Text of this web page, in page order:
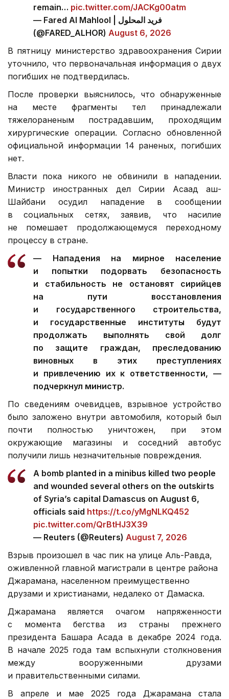
remain… pic.twitter.com/JACKg00atm
— Fared Al Mahlool | فريد المحلول
(@FARED_ALHOR) August 6, 2026
В пятницу министерство здравоохранения Сирии
уточнило, что первоначальная информация о двух
погибших не подтвердилась.
После проверки выяснилось, что обнаруженные
на месте фрагменты тел принадлежали
тяжелораненым пострадавшим, проходящим
хирургические операции. Согласно обновленной
официальной информации 14 раненых, погибших
нет.
Власти пока никого не обвинили в нападении.
Министр иностранных дел Сирии Асаад аш-
Шайбани осудил нападение в сообщении
в социальных сетях, заявив, что насилие
не помешает продолжающемуся переходному
процессу в стране.
— Нападения на мирное население
и попытки подорвать безопасность
и стабильность не остановят сирийцев
на пути восстановления
и государственного строительства,
и государственные институты будут
продолжать выполнять свой долг
по защите граждан, преследованию
виновных в этих преступлениях
и привлечению их к ответственности, —
подчеркнул министр.
По сведениям очевидцев, взрывное устройство
было заложено внутри автомобиля, который был
почти полностью уничтожен, при этом
окружающие магазины и соседний автобус
получили лишь незначительные повреждения.
A bomb planted in a minibus killed two people
and wounded several others on the outskirts
of Syria’s capital Damascus on August 6,
officials said https://t.co/yMgNLKQ452
pic.twitter.com/QrBtHJ3X39
— Reuters (@Reuters) August 7, 2026
Взрыв произошел в час пик на улице Аль-Равда,
оживленной главной магистрали в центре района
Джарамана, населенном преимущественно
друзами и христианами, недалеко от Дамаска.
Джарамана является очагом напряженности
с момента бегства из страны прежнего
президента Башара Асада в декабре 2024 года.
В начале 2025 года там вспыхнули столкновения
между вооруженными друзами
и правительственными силами.
В апреле и мае 2025 года Джарамана стала